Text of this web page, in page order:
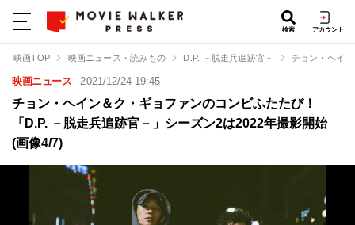
検索 アカウント
映画TOP 映画ニュース・読みもの D.P. －脱走兵追跡官－ チョン・ヘイ
映画ニュース 2021/12/24 19:45
チョン・ヘイン＆ク・ギョファンのコンビふたたび！
「D.P. －脱走兵追跡官－」シーズン2は2022年撮影開始
(画像4/7)